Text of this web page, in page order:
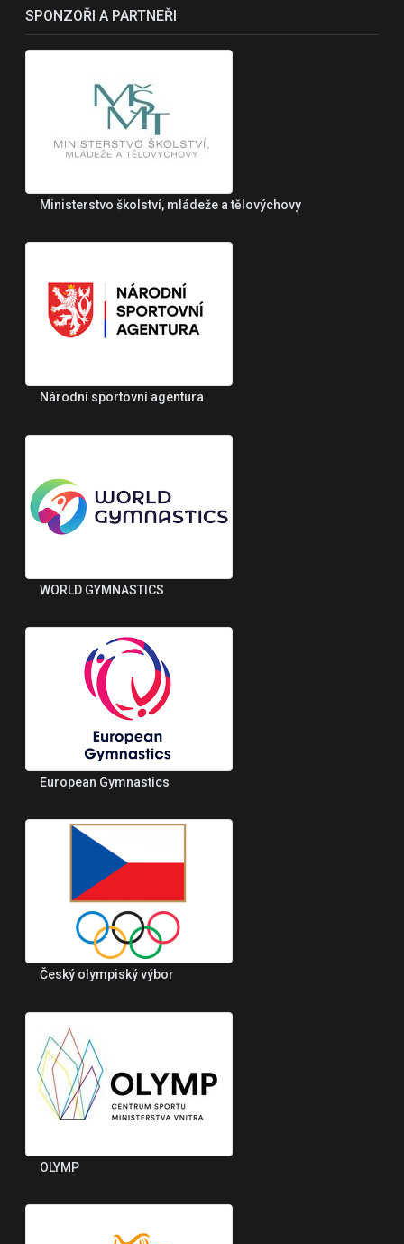
SPONZOŘI A PARTNEŘI
Ministerstvo školství, mládeže a tělovýchovy
Národní sportovní agentura
WORLD GYMNASTICS
European Gymnastics
Český olympiský výbor
OLYMP